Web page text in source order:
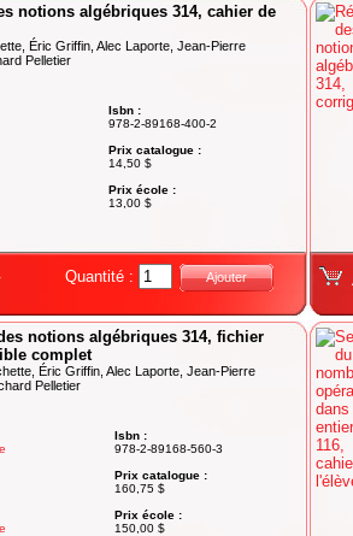
notions algébriques 314, cahier de
Éric Griffin, Alec Laporte, Jean-Pierre
Pelletier
Isbn :
978-2-89168-400-2
Prix catalogue :
14,50 $
Prix école :
13,00 $
Quantité : Ajouter
notions algébriques 314, fichier
complet
Éric Griffin, Alec Laporte, Jean-Pierre
Pelletier
Isbn :
978-2-89168-560-3
Prix catalogue :
160,75 $
Prix école :
150,00 $